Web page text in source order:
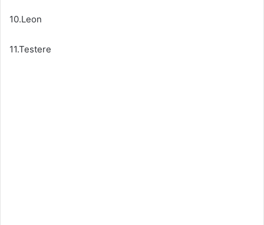
10.Leon
11.Testere